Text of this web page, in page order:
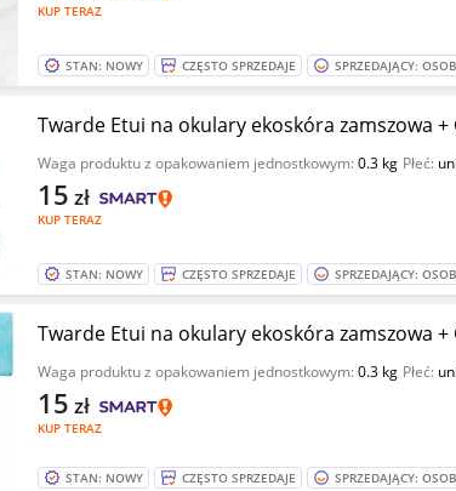
KUP TERAZ
STAN: NOWY CZĘSTO SPRZEDAJE SPRZEDAJĄCY:
Twarde Etui na okulary ekoskóra zamszowa +
Waga produktu z opakowaniem jednostkowym:0.3 kg Płeć:
KUP TERAZ
15 zł
STAN: NOWY CZĘSTO SPRZEDAJE SPRZEDAJĄCY:
Twarde Etui na okulary ekoskóra zamszowa +
Waga produktu z opakowaniem jednostkowym:0.3 kg Płeć:
KUP TERAZ
15 zł
STAN: NOWY CZĘSTO SPRZEDAJE SPRZEDAJĄCY: